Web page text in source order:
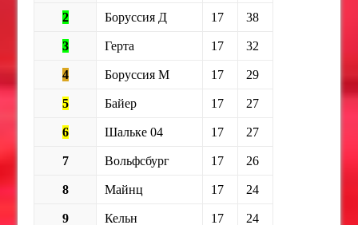
2 Боруссия Д 17 38
3 Герта 17 32
4 Боруссия М 17 29
5 Байер 17 27
6 Шальке 04 17 27
7 Вольфсбург 17 26
8 Майнц 17 24
9 Кельн 17 24